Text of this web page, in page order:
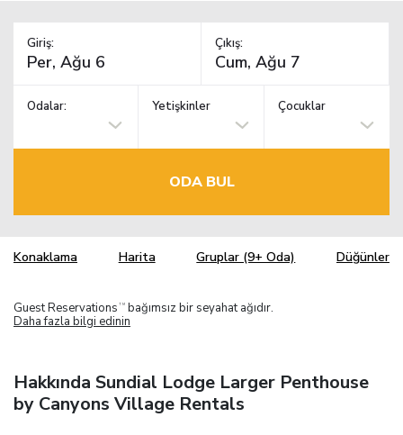
Giriş: Çıkış:
Odalar: Yetişkinler Çocuklar
ODA BUL
Konaklama Harita Gruplar (9+ Oda) Düğünler
Guest Reservations TM bağımsız bir seyahat ağıdır.
Daha fazla bilgi edinin
Hakkında Sundial Lodge Larger Penthouse
by Canyons Village Rentals